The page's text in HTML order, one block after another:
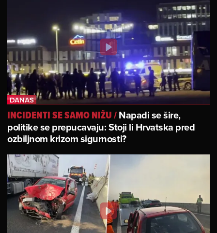
INCIDENTI SE SAMO NIŽU/Napadi se šire,
politike se prepucavaju: Stoji li Hrvatska pred
ozbiljnom krizom sigurnosti?